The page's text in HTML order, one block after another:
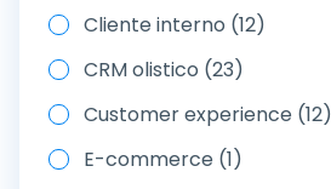
Cliente interno (12)
CRM olistico (23)
Customer experience (12)
E-commerce (1)